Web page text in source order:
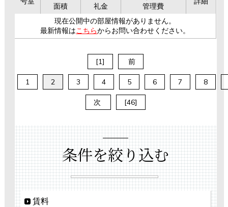
面積
礼金
管理費
現在公開中の部屋情報がありません。
最新情報はこちらからお問い合わせください。
[1] 前
1 2 3 4 5 6 7 8
次 [46]
条件を絞り込む
賃料